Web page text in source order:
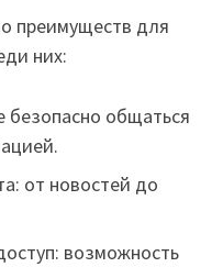
преимуществ для
них:
общаться
от новостей до
возможность